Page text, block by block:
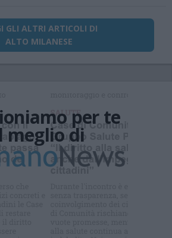
GLI ALTRI ARTICOLI DI
ALTO MILANESE
per te
meglio di